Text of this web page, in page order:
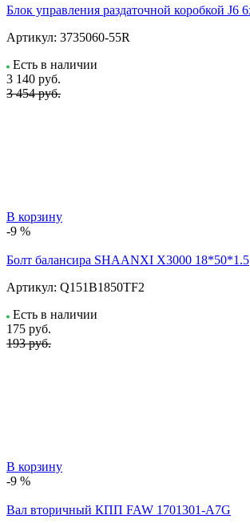
Блок управления раздаточной коробкой J6
Артикул: 3735060-55R
Есть в наличии
3 140 руб.
3 454 руб.
В корзину
-9 %
Болт балансира SHAANXI Х3000 18*50*1.5
Артикул: Q151B1850TF2
Есть в наличии
175 руб.
193 руб.
В корзину
-9 %
Вал вторичный КПП FAW 1701301-A7G